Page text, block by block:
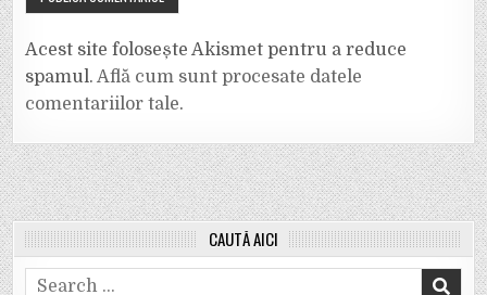
Acest site folosește Akismet pentru a reduce
spamul.Află cum sunt procesate datele
comentariilor tale.
CAUTĂ AICI
Search